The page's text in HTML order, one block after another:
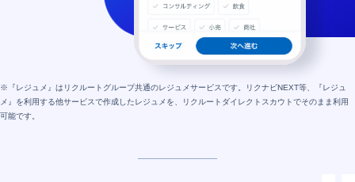
※『レジュメ』はリクルートグループ共通のレジュメサービスです。リクナビNEXT等、『レジュ
メ』を利用する他サービスで作成したレジュメを、リクルートダイレクトスカウトでそのまま利用
可能です。